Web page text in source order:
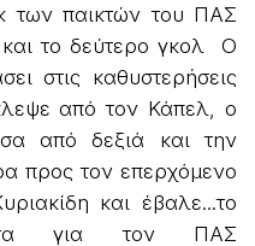
των παικτών του ΠΑΣ
και το δεύτερο γκολ Ο
στις καθυστερήσεις
από τον Κάπελ, ο
από δεξιά και την
προς τον επερχόμενο
και έβαλε...το
για τον ΠΑΣ